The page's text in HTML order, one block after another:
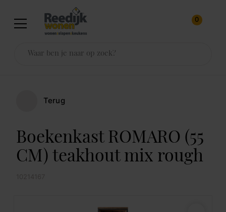
0
Terug
Boekenkast ROMARO (55
CM) teakhout mix rough